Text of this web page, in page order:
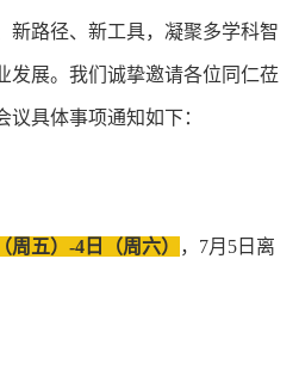
新路径、新工具，凝聚多学科智
发展。我们诚挚邀请各位同仁莅
议具体事项通知如下：
周五）-4日（周六） ，7月5日离